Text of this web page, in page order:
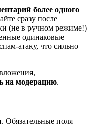
более одного
сразу после
(не в ручном режиме!)
одинаковые
атаку, что сильно
на модерацию.
Обязательные поля